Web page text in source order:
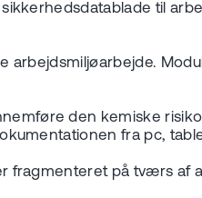
til
arbejdsmiljøarbejde.
den kemiske
fra pc,
fragmenteret på tværs af